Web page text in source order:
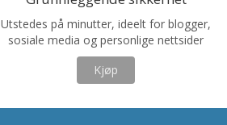
Utstedes på minutter, ideelt for blogger,
sosiale media og personlige nettsider
Kjøp